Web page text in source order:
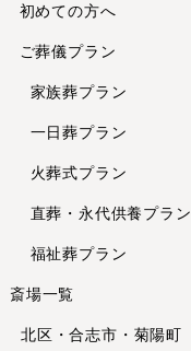
2024年9月
2024年7月
2024年6月
2024年2月
2024年1月
2023年12月
2023年8月
初めての方へ
ご葬儀プラン
家族葬プラン
一日葬プラン
火葬式プラン
直葬・永代供養プラン
福祉葬プラン
斎場一覧
北区・合志市・菊陽町